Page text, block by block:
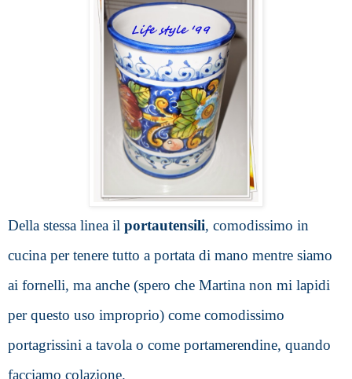
Della stessa linea il portautensili, comodissimo in
cucina per tenere tutto a portata di mano mentre siamo
ai fornelli, ma anche (spero che Martina non mi lapidi
per questo uso improprio) come comodissimo
portagrissini a tavola o come portamerendine, quando
facciamo colazione.